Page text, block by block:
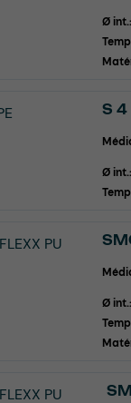
Ø int.:
S 4
Ø int.:
Ø int.: